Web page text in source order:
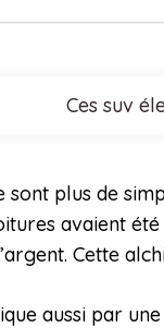
Ces suv
sont plus de
avaient
Cette
aussi par